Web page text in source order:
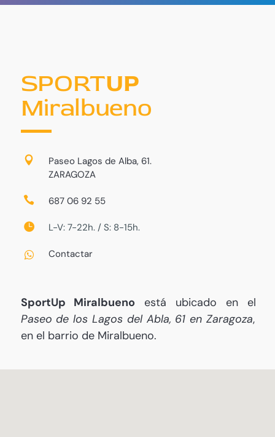
SPORTUP
Miralbueno
Paseo Lagos de Alba, 61.
ZARAGOZA
687 06 92 55
L-V: 7-22h. / S: 8-15h.
Contactar
SportUp Miralbueno está ubicado en el
Paseo de los Lagos del Abla, 61 en Zaragoza,
en el barrio de Miralbueno.